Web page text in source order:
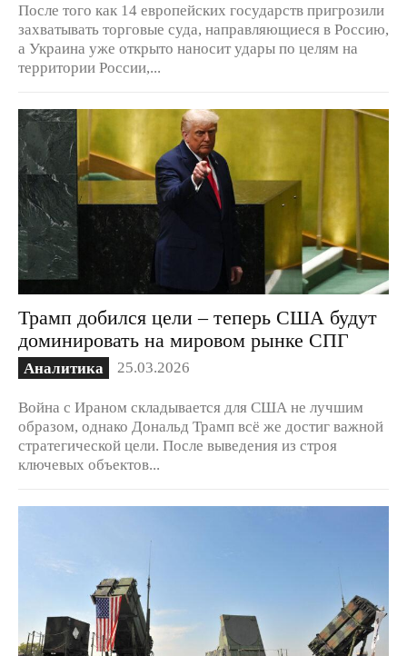
После того как 14 европейских государств пригрозили
захватывать торговые суда, направляющиеся в Россию,
а Украина уже открыто наносит удары по целям на
территории России,...
Трамп добился цели – теперь США будут
доминировать на мировом рынке СПГ
Аналитика 25.03.2026
Война с Ираном складывается для США не лучшим
образом, однако Дональд Трамп всё же достиг важной
стратегической цели. После выведения из строя
ключевых объектов...